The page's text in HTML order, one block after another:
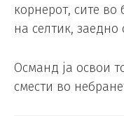
корнерот, сите
на селтик,
Османд ја освои
смести во